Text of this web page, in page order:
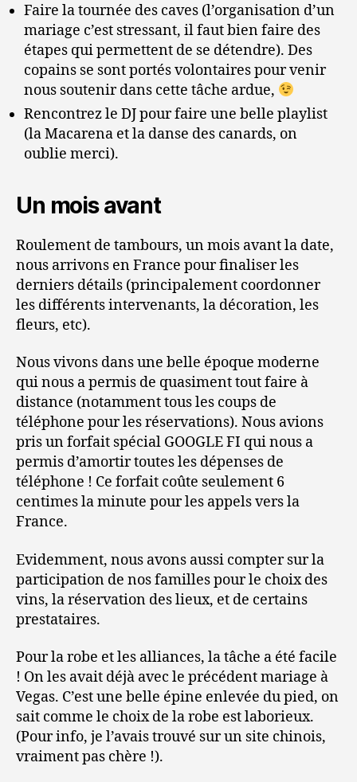
Faire la tournée des caves (l’organisation d’un
mariage c’est stressant, il faut bien faire des
étapes qui permettent de se détendre). Des
copains se sont portés volontaires pour venir
nous soutenir dans cette tâche ardue,
Rencontrez le DJ pour faire une belle playlist
(la Macarena et la danse des canards, on
oublie merci).
Un mois avant
Roulement de tambours, un mois avant la date,
nous arrivons en France pour finaliser les
derniers détails (principalement coordonner
les différents intervenants, la décoration, les
fleurs, etc).
Nous vivons dans une belle époque moderne
qui nous a permis de quasiment tout faire à
distance (notamment tous les coups de
téléphone pour les réservations). Nous avions
pris un forfait spécial GOOGLE FI qui nous a
permis d’amortir toutes les dépenses de
téléphone ! Ce forfait coûte seulement 6
centimes la minute pour les appels vers la
France.
Evidemment, nous avons aussi compter sur la
participation de nos familles pour le choix des
vins, la réservation des lieux, et de certains
prestataires.
Pour la robe et les alliances, la tâche a été facile
! On les avait déjà avec le précédent mariage à
Vegas. C’est une belle épine enlevée du pied, on
sait comme le choix de la robe est laborieux.
(Pour info, je l’avais trouvé sur un site chinois,
vraiment pas chère !).